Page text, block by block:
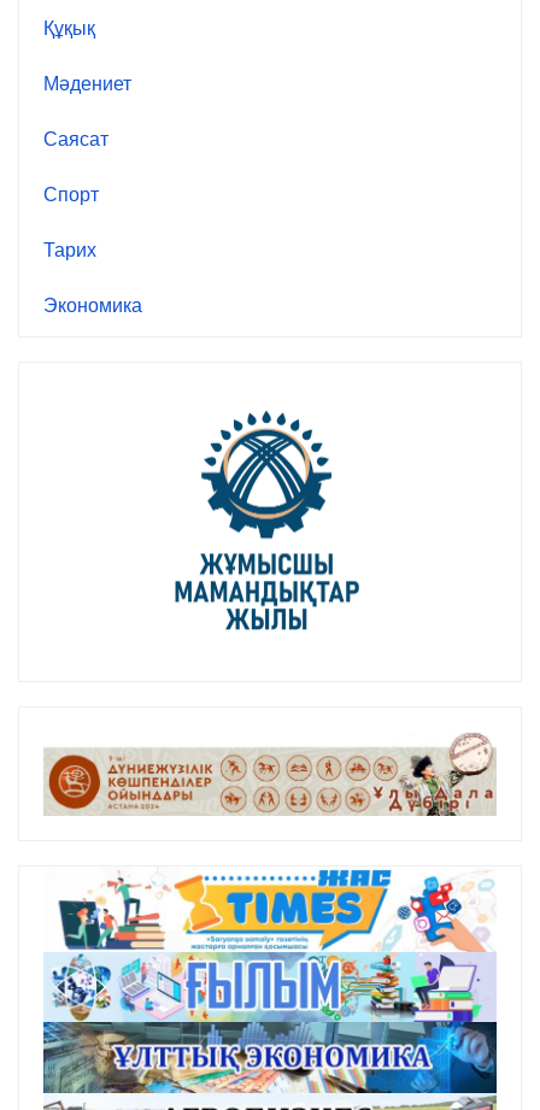
Құқық
Мәдениет
Саясат
Спорт
Тарих
Экономика